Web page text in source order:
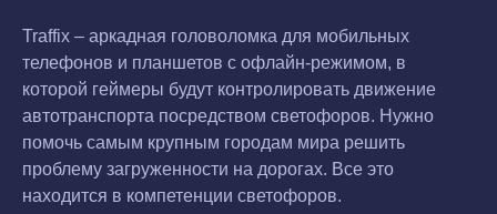
Traffix – аркадная головоломка для мобильных
телефонов и планшетов с офлайн-режимом, в
которой геймеры будут контролировать движение
автотранспорта посредством светофоров. Нужно
помочь самым крупным городам мира решить
проблему загруженности на дорогах. Все это
находится в компетенции светофоров.